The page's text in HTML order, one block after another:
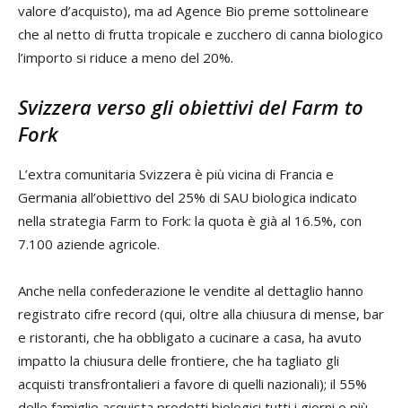
valore d’acquisto), ma ad Agence Bio preme sottolineare
che al netto di frutta tropicale e zucchero di canna biologico
l’importo si riduce a meno del 20%.
Svizzera verso gli obiettivi del Farm to
Fork
L’extra comunitaria Svizzera è più vicina di Francia e
Germania all’obiettivo del 25% di SAU biologica indicato
nella strategia Farm to Fork: la quota è già al 16.5%, con
7.100 aziende agricole.
Anche nella confederazione le vendite al dettaglio hanno
registrato cifre record (qui, oltre alla chiusura di mense, bar
e ristoranti, che ha obbligato a cucinare a casa, ha avuto
impatto la chiusura delle frontiere, che ha tagliato gli
acquisti transfrontalieri a favore di quelli nazionali); il 55%